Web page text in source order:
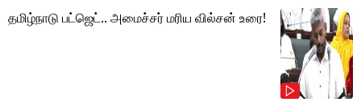
தமிழ்நாடு பட்ஜெட்.. அமைச்சர் மரிய வில்சன் உரை!